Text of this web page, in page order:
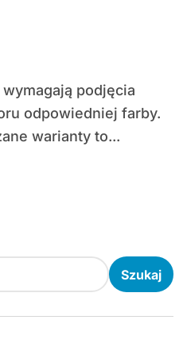
odpowiedniej farby.
warianty to...
Szukaj